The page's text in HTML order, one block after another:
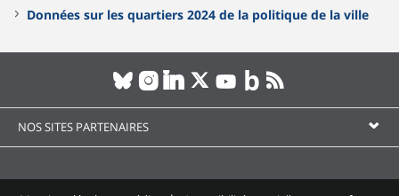
Données sur les quartiers 2024 de la politique de la ville
NOS SITES PARTENAIRES